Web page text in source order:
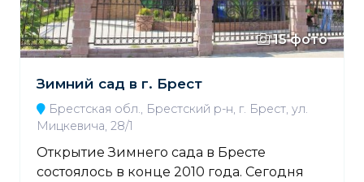
15 фото
Зимний сад в г. Брест
Брестская обл., Брестский р-н, г. Брест, ул.
Мицкевича, 28/1
Открытие Зимнего сада в Бресте
состоялось в конце 2010 года. Сегодня